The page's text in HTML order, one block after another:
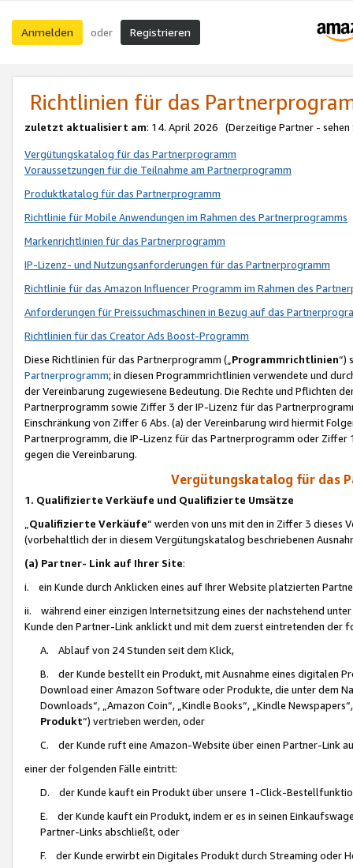
Anmelden oder Registrieren
Richtlinien für das
zuletzt aktualisiert am: 14. April 2026 (Derzeitige Partner - sehen
Vergütungskatalog für das Partnerprogramm
Voraussetzungen für die Teilnahme am Partnerprogramm
Produktkatalog für das Partnerprogramm
Richtlinie für Mobile Anwendungen im Rahmen des Partnerprogramms
Markenrichtlinien für das Partnerprogramm
IP-Lizenz- und Nutzungsanforderungen für das Partnerprogramm
Richtlinie für das Amazon Influencer Programm im Rahmen des
Anforderungen für Preissuchmaschinen in Bezug auf das
Richtlinien für das Creator Ads Boost-Programm
Diese Richtlinien für das Partnerprogramm („Programmrichtlinien“)
Partnerprogramm; in diesen Programmrichtlinien verwendete und
der Vereinbarung zugewiesene Bedeutung. Die Rechte und Pflichten
Partnerprogramm sowie Ziffer 3 der IP-Lizenz für das
Einschränkung von Ziffer 6 Abs. (a) der Vereinbarung wird hiermit
Partnerprogramm, die IP-Lizenz für das Partnerprogramm oder
gegen die Vereinbarung.
Vergütungskatalog für das
1. Qualifizierte Verkäufe und Qualifizierte Umsätze
Qualifizierte Verkäufe“ werden von uns mit den in Ziffer 3
(vorbehaltlich der in diesem Vergütungskatalog beschriebenen
(a) Partner- Link auf Ihrer Site:
i. ein Kunde durch Anklicken eines auf Ihrer Website platzierten
ii. während einer einzigen Internetsitzung eines der nachstehend
Kunde den Partner-Link anklickt und mit dem zuerst eintretenden der
A. Ablauf von 24 Stunden seit dem Klick,
B. der Kunde bestellt ein Produkt, mit Ausnahme eines digitalen
Download einer Amazon Software oder Produkte, die unter dem
Downloads“, „Amazon Coin“, „Kindle Books“, „Kindle
Produkt“) vertrieben werden, oder
C. der Kunde ruft eine Amazon-Website über einen Partner-Link
einer der folgenden Fälle eintritt:
D. der Kunde kauft ein Produkt über unsere 1-Click-
E. der Kunde kauft ein Produkt, indem er es in seinen
Partner-Links abschließt, oder
F. der Kunde erwirbt ein Digitales Produkt durch Streaming oder